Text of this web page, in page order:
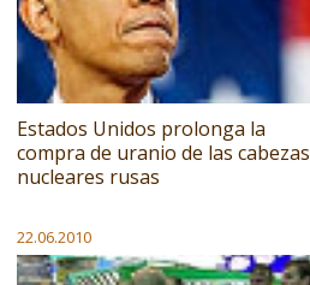
Estados Unidos prolonga la
compra de uranio de las cabezas
nucleares rusas
22.06.2010